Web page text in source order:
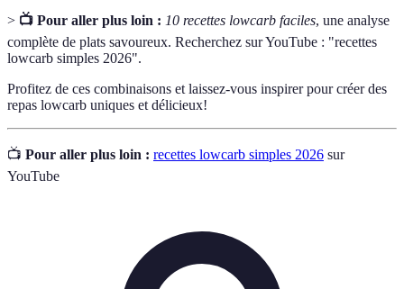
> 📺 Pour aller plus loin : 10 recettes lowcarb faciles, une analyse
complète de plats savoureux. Recherchez sur YouTube : "recettes
lowcarb simples 2026".
Profitez de ces combinaisons et laissez-vous inspirer pour créer des
repas lowcarb uniques et délicieux!
📺 Pour aller plus loin : recettes lowcarb simples 2026 sur
YouTube